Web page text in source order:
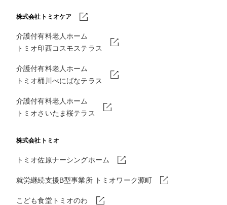
株式会社トミオケア
介護付有料老人ホーム
トミオ印西コスモステラス
介護付有料老人ホーム
トミオ桶川べにばなテラス
介護付有料老人ホーム
トミオさいたま桜テラス
株式会社トミオ
トミオ佐原ナーシングホーム
就労継続支援B型事業所 トミオワーク源町
こども食堂トミオのわ